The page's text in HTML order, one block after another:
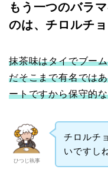
もう一つのバラ
のは、チロルチ
抹茶味はタイでブー
だそこまで有名では
ートですから保守的
ひつじ執事
チロルチ
いですし